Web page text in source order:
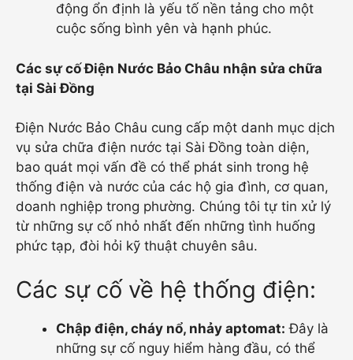
động ổn định là yếu tố nền tảng cho một
cuộc sống bình yên và hạnh phúc.
Các sự cố Điện Nước Bảo Châu nhận sửa chữa
tại Sài Đồng
Điện Nước Bảo Châu cung cấp một danh mục dịch
vụ sửa chữa điện nước tại Sài Đồng toàn diện,
bao quát mọi vấn đề có thể phát sinh trong hệ
thống điện và nước của các hộ gia đình, cơ quan,
doanh nghiệp trong phường. Chúng tôi tự tin xử lý
từ những sự cố nhỏ nhất đến những tình huống
phức tạp, đòi hỏi kỹ thuật chuyên sâu.
Các sự cố về hệ thống điện:
Chập điện, cháy nổ, nhảy aptomat: Đây là
những sự cố nguy hiểm hàng đầu, có thể